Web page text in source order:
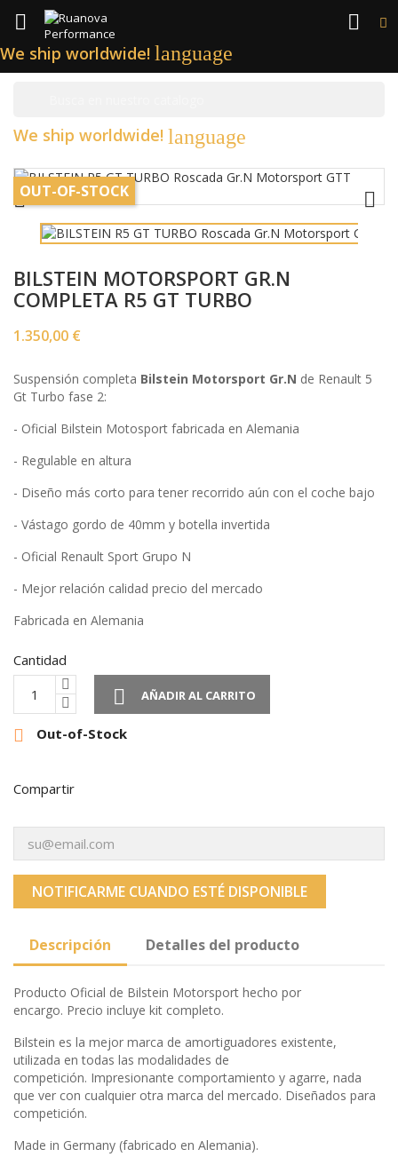
 
We ship worldwide! language
We ship worldwide! language
OUT-OF-STOCK
 
BILSTEIN MOTORSPORT GR.N
COMPLETA R5 GT TURBO
1.350,00 €
Suspensión completa Bilstein Motorsport Gr.N de Renault 5
Gt Turbo fase 2:
- Oficial Bilstein Motosport fabricada en Alemania
- Regulable en altura
- Diseño más corto para tener recorrido aún con el coche bajo
- Vástago gordo de 40mm y botella invertida
- Oficial Renault Sport Grupo N
- Mejor relación calidad precio del mercado
Fabricada en Alemania
Cantidad
 AÑADIR AL CARRITO
 Out-of-Stock
Compartir
NOTIFICARME CUANDO ESTÉ DISPONIBLE
Descripción Detalles del producto
Producto Oficial de Bilstein Motorsport hecho por
encargo. Precio incluye kit completo.
Bilstein es la mejor marca de amortiguadores existente,
utilizada en todas las modalidades de
competición. Impresionante comportamiento y agarre, nada
que ver con cualquier otra marca del mercado. Diseñados para
competición.
Made in Germany (fabricado en Alemania).